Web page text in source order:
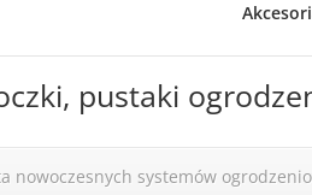
pustaki
nowoczesnych systemów